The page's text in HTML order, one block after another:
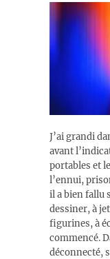
J’ai grandi
avant
portables et
l’ennui,
il a bien fallu
dessiner, à
figurines, à
commencé.
déconnecté,